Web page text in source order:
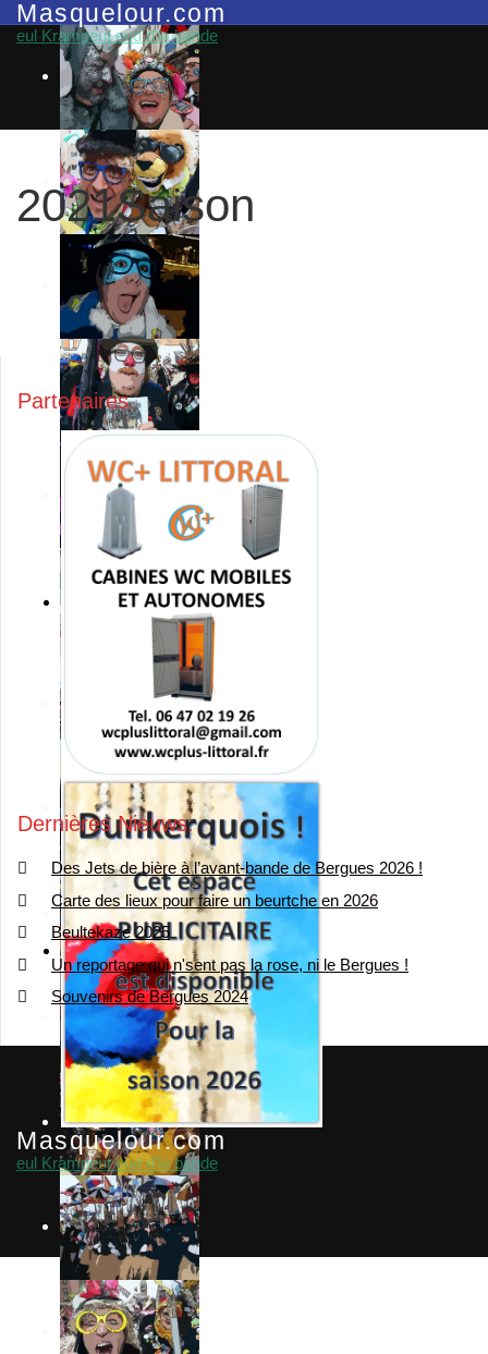
Masquelour.com
eul Krampeut eud d'la bande
2021Saison
Partenaires
Dernières Nieuws
Des Jets de bière à l’avant-bande de Bergues 2026 !
Carte des lieux pour faire un beurtche en 2026
Beultekaze 2025
Un reportage qui n'sent pas la rose, ni le Bergues !
Souvenirs de Bergues 2024
Masquelour.com
eul Krampeut eud d'la bande